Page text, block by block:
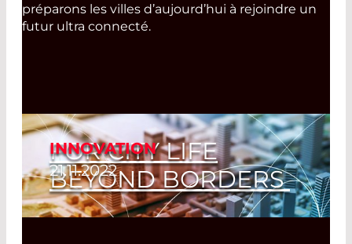
préparons les villes d’aujourd’hui à rejoindre un
futur ultra connecté.
INNOVATION
21.11.2022
FOR CITY LIFE
BEYOND BORDERS